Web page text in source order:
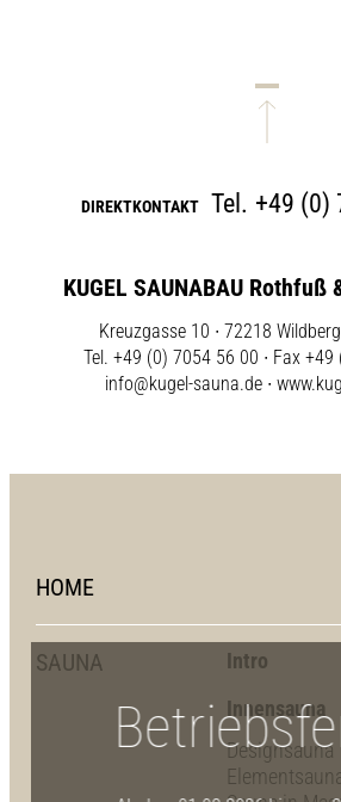
DIREKTKONTAKT Tel. +49 (0)
KUGEL SAUNABAU Rothfuß
Kreuzgasse 10 ∙ 72218
Tel. +49 (0) 7054 56 00 ∙ Fax
info@kugel-sauna.de ∙
HOME
SAUNA
Intro
Innensauna
Designsauna